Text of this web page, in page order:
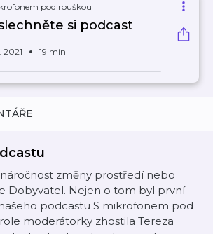
pod rouškou
si podcast
2021 19 min
náročnost změny prostředí nebo
Dobyvatel. Nejen o tom byl první
podcastu S mikrofonem pod
moderátorky zhostila Tereza